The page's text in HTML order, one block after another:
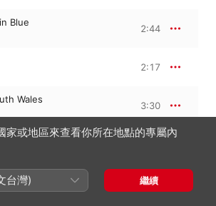
Blue
2:44
2:17
Wales
3:30
2:54
家或地區來查看你所在地點的專屬內
台灣) 繼續